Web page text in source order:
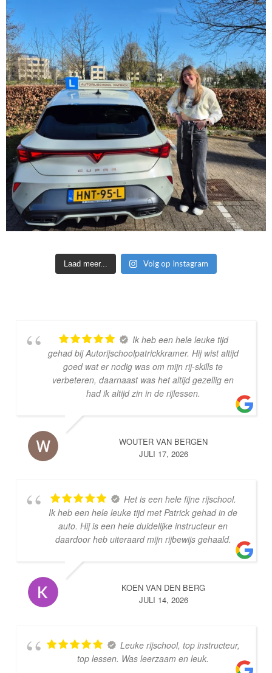
Laad meer... Volg op Instagram
Ik heb een hele leuke tijd
gehad bij Autorijschoolpatrickkramer. Hij wist altijd
goed wat er nodig was om mijn rij-skills te
verbeteren, daarnaast was het altijd gezellig en
had ik altijd zin in de rijlessen.
WOUTER VAN BERGEN
JULI 17, 2026
Het is een hele fijne rijschool.
Ik heb een hele leuke tijd met Patrick gehad in de
auto. Hij is een hele duidelijke instructeur en
daardoor heb uiteraard mijn rijbewijs gehaald.
KOEN VAN DEN BERG
JULI 14, 2026
Leuke rijschool, top instructeur,
top lessen. Was leerzaam en leuk.